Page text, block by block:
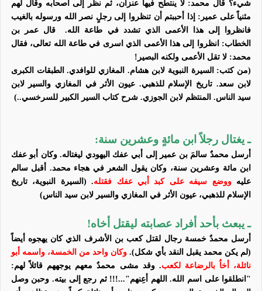
شيء؟ قال محمد: لا ينتطح فيها عنزان، ثم نظر إلى أصحابه وقال لهم
مثنياً على عمير: إذا أحببتم أن تنظروا إلى رجلٍ نصر الله ورسوله بالغيب
فانظروا إلى هذا الأعمى الذي تشدد في طاعة الله.
قال عمر بن
الخطاب: انظروا إلى هذا الأعمى الذي اسرى في طاعة الله تعالى، فقال
محمد: لا تقل الأعمى ولكنه البصير!
(من كتب: السيرة النبوية لابن هشام. المغازي للوافدي. الطبقات الكبرى
لابن سعد. تاريخ الإسلام للذهبي. عيون الأثر في المغازي والسير لابن
سيد الناس. المنتظم لابن الجوزي. شرح كتاب السير الكبير للسرخسي..)
ـ يغتال رجلاً ابن مائةٍ وعشرين سنة:
أرسل محمدٌ سالمَ بن عمير إلى أبي عفك اليهودي ليغتاله. وكان أبو عفك
ابن مائة وعشرين سنة، وكان يقول الشعر في هجاء محمد. أقبل سالم
عليهووضع سيفه على كبد أبي عفك فقتله. (السيرة النبوية، تاريخ
الإسلام للذهبي، عيون الأثر في المغازي والسير لابن سيد الناس)
ـ يبعث بأحد أفراد عصابته ليقتل أخاه!
أرسل محمدٌ خمسة رجال لقتل كعب بن الأشرف الذي كان يهجوه
أيضاً
(لم يكن محمد يقبل النقد بأي شكل).وكانواحد من الخمسة، واسمه أبو
نائلة، أخاُ بالرضاعة لكعب. وقد مشى محمدٌ معهم يوجههمقائلاً لهم:
"انطلقوا على اسم الله. اللهم أعِنهم"...!!! ثم رجع إلى بيته. وحبن وصل